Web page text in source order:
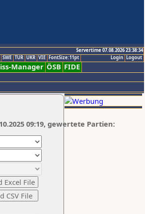
Servertime 07.08.2026 23:38:34
Logout
Login
SWE TUR UKR VIE FontSize:11pt
Manager ÖSB FIDE
09:19, gewertete Partien: